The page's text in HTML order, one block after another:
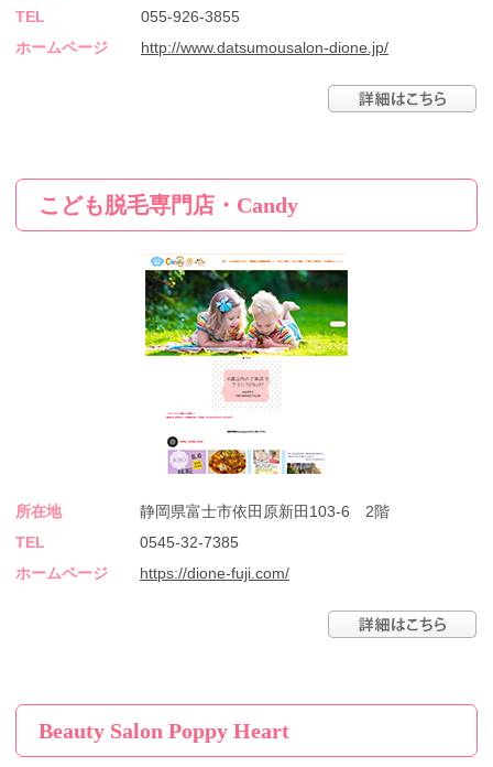
TEL
055-926-3855
ホームページ
http://www.datsumousalon-dione.jp/
こども脱毛専門店・Candy
所在地
静岡県富士市依田原新田103-6 2階
TEL
0545-32-7385
ホームページ
https://dione-fuji.com/
Beauty Salon Poppy Heart